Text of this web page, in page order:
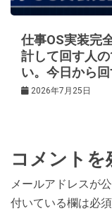
仕事OS実装完
計して回す人
い。今日から回
2026年7月25日
コメントを
メールアドレスが
付いている欄は必